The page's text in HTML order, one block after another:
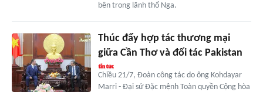
bên trong lãnh thổ Nga.
Thúc đẩy hợp tác thương mại
giữa Cần Thơ và đối tác Pakistan
Chiều 21/7, Đoàn công tác do ông Kohdayar
Marri - Đại sứ Đặc mệnh Toàn quyền Cộng hòa